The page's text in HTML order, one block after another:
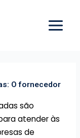
O fornecedor
são
atender às
de